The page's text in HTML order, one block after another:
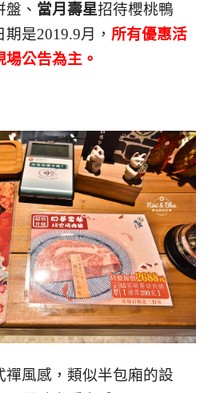
、 當月壽星招待櫻桃鴨
是2019.9月， 所有優惠活
公告為主。
禪風感，類似半包廂的設